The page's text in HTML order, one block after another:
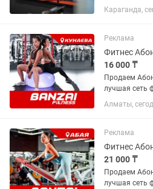
все
стоимость.
переездом. 20
Караганда,
Реклама
16 000 ₸
Продаем
лучшая сеть
в городе
адекватными
Все
Алматы,
Реклама
21 000 ₸
Продаем
лучшая сеть